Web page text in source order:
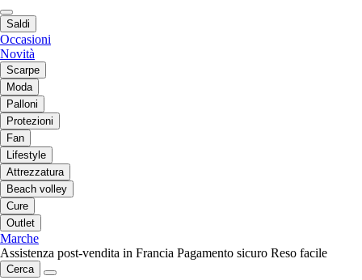
Saldi
Occasioni
Novità
Scarpe
Moda
Palloni
Protezioni
Fan
Lifestyle
Attrezzatura
Beach volley
Cure
Outlet
Marche
Assistenza post-vendita in Francia Pagamento sicuro Reso facile
Cerca